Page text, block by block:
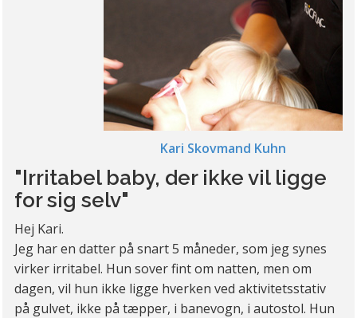
Kari Skovmand Kuhn
"Irritabel baby, der ikke vil ligge
for sig selv"
Hej Kari.
Jeg har en datter på snart 5 måneder, som jeg synes
virker irritabel. Hun sover fint om natten, men om
dagen, vil hun ikke ligge hverken ved aktivitetsstativ
på gulvet, ikke på tæpper, i banevogn, i autostol. Hun